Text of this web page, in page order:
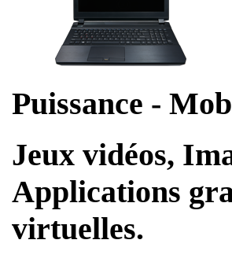
Puissance -
Jeux vidéos,
Applications
virtuelles.